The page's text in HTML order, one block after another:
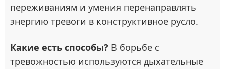
переживаниям и умения перенаправлять
энергию тревоги в конструктивное русло.
Какие есть способы? В борьбе с
тревожностью используются дыхательные